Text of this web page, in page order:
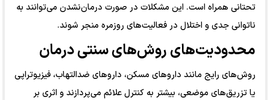
تحتانی همراه است. این مشکلات در صورت درمان‌نشدن می‌توانند به
ناتوانی جدی و اختلال در فعالیت‌های روزمره منجر شوند.
محدودیت‌های روش‌های سنتی درمان
روش‌های رایج مانند داروهای مسکن، داروهای ضدالتهاب، فیزیوتراپی
یا تزریق‌های موضعی، بیشتر به کنترل علائم می‌پردازند و اثری بر